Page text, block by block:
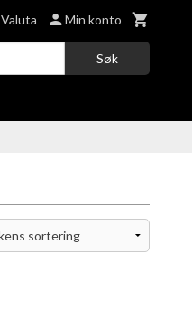
Valuta Min konto
Søk